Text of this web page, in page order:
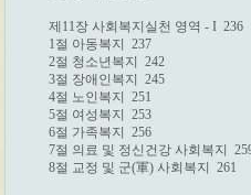
제11장 사회복지실천 영역 - I  236
1절 아동복지  237
2절 청소년복지  242
3절 장애인복지  245
4절 노인복지  251
5절 여성복지  253
6절 가족복지  256
7절 의료 및 정신건강 사회복지
8절 교정 및 군(軍) 사회복지  261